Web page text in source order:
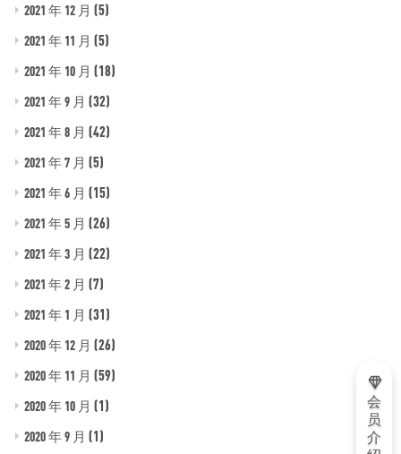
2021 年 12 月 (5)
2021 年 11 月 (5)
2021 年 10 月 (18)
2021 年 9 月 (32)
2021 年 8 月 (42)
2021 年 7 月 (5)
2021 年 6 月 (15)
2021 年 5 月 (26)
2021 年 3 月 (22)
2021 年 2 月 (7)
2021 年 1 月 (31)
2020 年 12 月 (26)
2020 年 11 月 (59)
2020 年 10 月 (1)
2020 年 9 月 (1)
会
员
介